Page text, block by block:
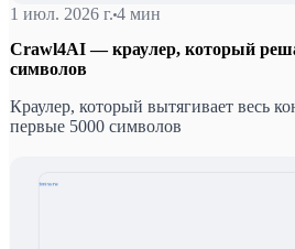
1 июл. 2026 г. 4 мин
Crawl4AI — краулер, который
символов
Краулер, который вытягивает весь
первые 5000 символов